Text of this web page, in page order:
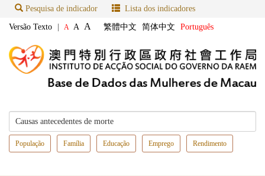
Pesquisa de indicador Lista dos indicadores
Versão Texto A A A 繁體中文 简体中文 Português
População Família Educação Emprego Rendimento